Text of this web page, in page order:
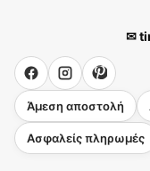
✉
Άμεση αποστολή
Ασφαλείς πληρωμές